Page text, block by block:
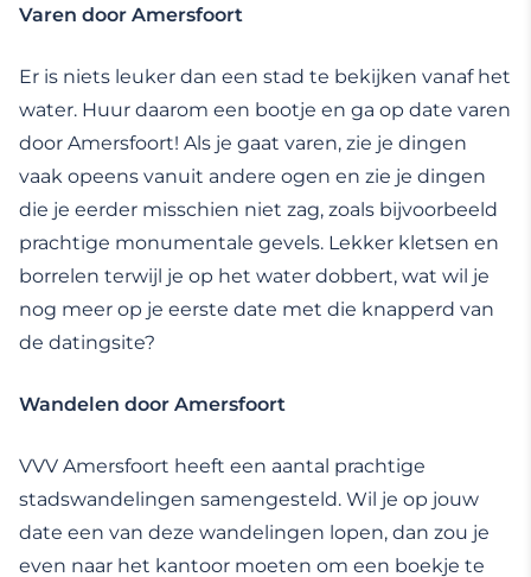
Varen door Amersfoort
Er is niets leuker dan een stad te bekijken vanaf het
water. Huur daarom een bootje en ga op date varen
door Amersfoort! Als je gaat varen, zie je dingen
vaak opeens vanuit andere ogen en zie je dingen
die je eerder misschien niet zag, zoals bijvoorbeeld
prachtige monumentale gevels. Lekker kletsen en
borrelen terwijl je op het water dobbert, wat wil je
nog meer op je eerste date met die knapperd van
de datingsite?
Wandelen door Amersfoort
VVV Amersfoort heeft een aantal prachtige
stadswandelingen samengesteld. Wil je op jouw
date een van deze wandelingen lopen, dan zou je
even naar het kantoor moeten om een boekje te